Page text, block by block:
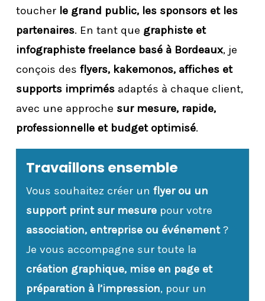
toucher le grand public, les sponsors et les
partenaires. En tant que graphiste et
infographiste freelance basé à Bordeaux, je
conçois des flyers, kakemonos, affiches et
supports imprimésadaptés à chaque client,
avec une approche sur mesure, rapide,
professionnelle et budget optimisé.
Travaillons ensemble
Vous souhaitez créer unflyer ou un
support print sur mesure pour votre
association, entreprise ou événement?
Je vous accompagne sur toute la
création graphique, mise en page et
préparation à l’impression, pour un